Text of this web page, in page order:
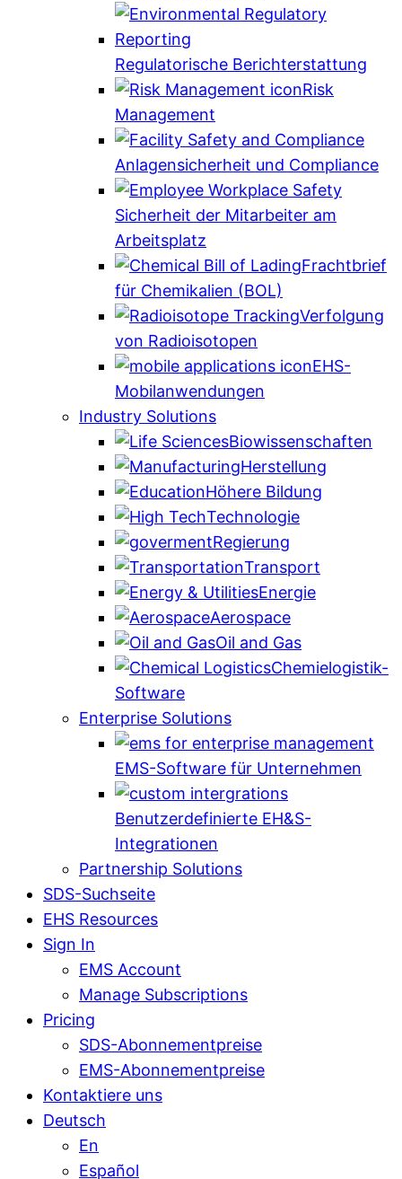
Regulatorische Berichterstattung
Risk
Management
Anlagensicherheit und Compliance
Sicherheit der Mitarbeiter am
Arbeitsplatz
Frachtbrief
für Chemikalien (BOL)
Verfolgung
von Radioisotopen
EHS-
Mobilanwendungen
Industry Solutions
Biowissenschaften
Herstellung
Höhere Bildung
Technologie
Regierung
Transport
Energie
Aerospace
Oil and Gas
Chemielogistik-
Software
Enterprise Solutions
EMS-Software für Unternehmen
Benutzerdefinierte EH&S-
Integrationen
Partnership Solutions
SDS-Suchseite
EHS Resources
Sign In
EMS Account
Manage Subscriptions
Pricing
SDS-Abonnementpreise
EMS-Abonnementpreise
Kontaktiere uns
Deutsch
En
Español